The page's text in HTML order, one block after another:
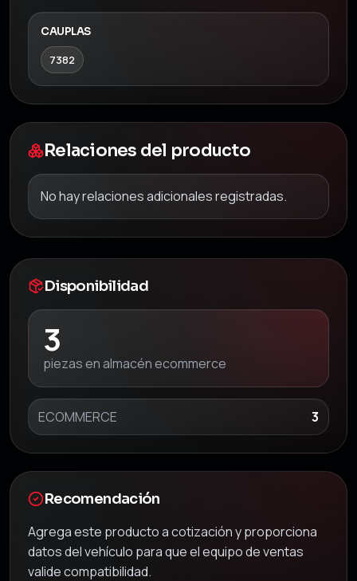
CAUPLAS
7382
Relaciones del producto
No hay relaciones adicionales registradas.
Disponibilidad
3
piezas en almacén ecommerce
ECOMMERCE 3
Recomendación
Agrega este producto a cotización y proporciona
datos del vehículo para que el equipo de ventas
valide compatibilidad.